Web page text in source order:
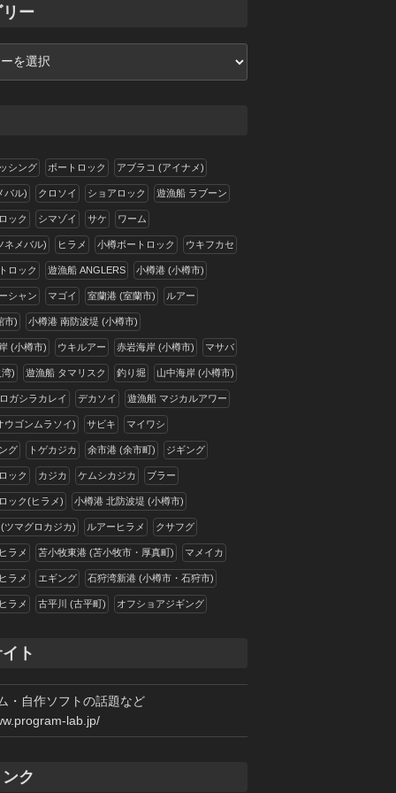
ー
シング ボートロック アブラコ (アイナメ)
バル) クロソイ ショアロック 遊漁船 ラブーン
ック シマゾイ サケ ワーム
ネメバル) ヒラメ 小樽ボートロック ウキフカセ
ロック 遊漁船 ANGLERS 小樽港 (小樽市)
シャン マゴイ 室蘭港 (室蘭市) ルアー
市) 小樽港 南防波堤 (小樽市)
(小樽市) ウキルアー 赤岩海岸 (小樽市) マサバ
) 遊漁船 タマリスク 釣り堀 山中海岸 (小樽市)
ガシラカレイ デカソイ 遊漁船 マジカルアワー
ウゴンムラソイ) サビキ マイワシ
グ トゲカジカ 余市港 (余市町) ジギング
ック カジカ ケムシカジカ ブラー
ック(ヒラメ) 小樽港 北防波堤 (小樽市)
ツマグロカジカ) ルアーヒラメ クサフグ
ラメ 苫小牧東港 (苫小牧市・厚真町) マメイカ
ラメ エギング 石狩湾新港 (小樽市・石狩市)
ラメ 古平川 (古平町) オフショアジギング
ト
・自作ソフトの話題など
lab.jp/
ク